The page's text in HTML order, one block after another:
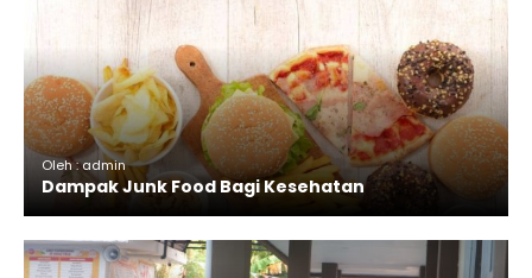
Oleh : admin
Dampak Junk Food Bagi Kesehatan